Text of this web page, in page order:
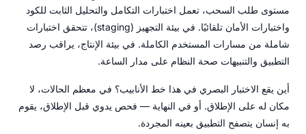
مستوى طلب السحب، تعمل اختبارات التكامل والتحليل الثابت للكود
واختبارات الأمان تلقائيًا. في بيئة التجهيز (staging)، تتحقق اختبارات
شاملة من مسارات المستخدم الكاملة. في بيئة الإنتاج، يراقب رصد
التطبيق والتنبيهات صحة النظام على مدار الساعة.
أين يقع الاختبار البصري في هذا خط الأنابيب؟ في معظم الحالات، لا
مكان له على الإطلاق. أو في النهاية — فحص يدوي قبل الإطلاق، يقوم
به إنسان يتصفح التطبيق بعينه المجردة.